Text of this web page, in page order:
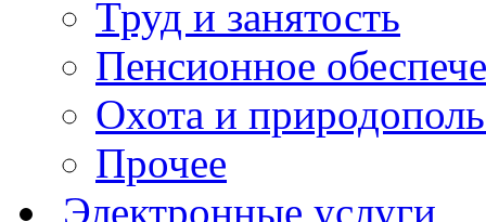
Труд и занятость
Пенсионное
Охота и
Прочее
Электронные услуги